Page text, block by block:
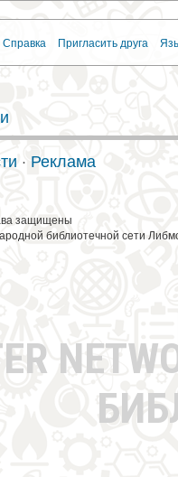
Справка Пригласить друга
· Реклама
защищены
библиотечной сети